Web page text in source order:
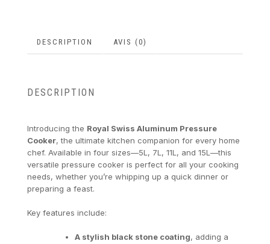
DESCRIPTION AVIS (0)
DESCRIPTION
Introducing the Royal Swiss Aluminum Pressure
Cooker, the ultimate kitchen companion for every home
chef. Available in four sizes—5L, 7L, 11L, and 15L—this
versatile pressure cooker is perfect for all your cooking
needs, whether you’re whipping up a quick dinner or
preparing a feast.
Key features include:
A stylish black stone coating, adding a